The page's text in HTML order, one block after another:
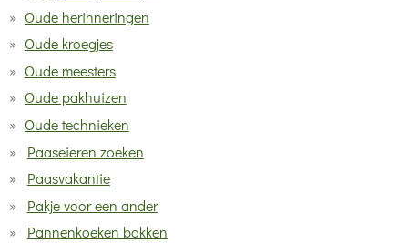
Oude herinneringen
Oude kroegjes
Oude meesters
Oude pakhuizen
Oude technieken
Paaseieren zoeken
Paasvakantie
Pakje voor een ander
Pannenkoeken bakken